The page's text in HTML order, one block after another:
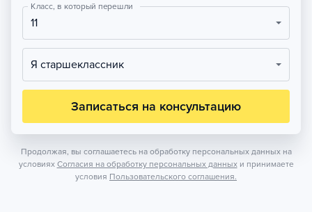
Класс, в который перешли
11
Я старшеклассник
Записаться на консультацию
Продолжая, вы соглашаетесь на обработку персональных данных на
условиях Согласия на обработку персональных данных и принимаете
условия Пользовательского соглашения.